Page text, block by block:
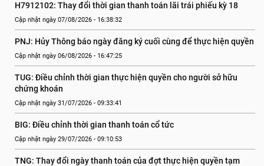
H7912102: Thay đổi thời gian thanh toán lãi trái phiếu kỳ 18
Cập nhật ngày 07/08/2026 - 16:38:32
PNJ: Hủy Thông báo ngày đăng ký cuối cùng để thực hiện quyền
Cập nhật ngày 06/08/2026 - 16:47:25
TUG: Điều chỉnh thời gian thực hiện quyền cho người sở hữu
chứng khoán
Cập nhật ngày 31/07/2026 - 09:33:41
BIG: Điều chỉnh thời gian thanh toán cổ tức
Cập nhật ngày 29/07/2026 - 09:10:53
TNG: Thay đổi ngày thanh toán của đợt thực hiện quyền tạm